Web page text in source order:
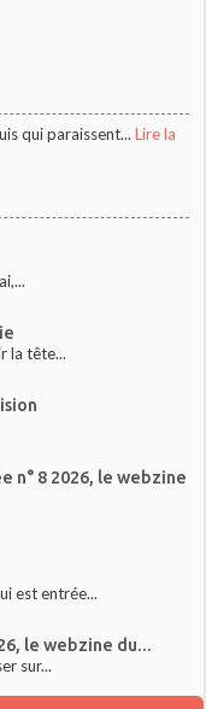
qui paraissent... Lire la
la tête...
n° 8 2026, le webzine
est entrée...
le webzine du...
sur...